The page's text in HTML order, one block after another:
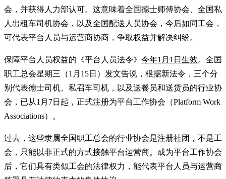
会，并获得人力部认可。这意味着全国德士师傅协会、全国私
人出租车司机协会，以及全国配送人员协会，今后如同工会，
可代表平台人员与运营商协商，争取权益并解决纠纷。
保障平台人员权益的《平台人员法令》 今年1月1日生效。全国
职工总会星期三（1月15日）发文告说，根据新法令，三个分
别代表德士司机、私召车司机，以及送餐员和送货员的行业协
会，已从1月7日起，正式注册为平台工作协会（Platform Work
Associations）。
过去，这些隶属全国职工总会的行业协会是注册社团，不是工
会，只能以非正式的方式接触平台运营商。成为平台工作协会
后，它们具有类似工会的法律权力，能代表平台人员与运营商